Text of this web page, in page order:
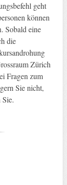
geht
können
Sobald eine
die
Zürich
Fragen zum
Sie nicht,